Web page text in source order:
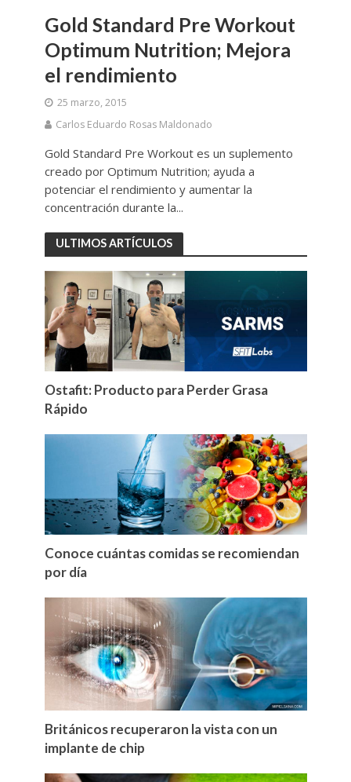
Gold Standard Pre Workout
Optimum Nutrition; Mejora
el rendimiento
25 marzo, 2015
Carlos Eduardo Rosas Maldonado
Gold Standard Pre Workout es un suplemento
creado por Optimum Nutrition; ayuda a
potenciar el rendimiento y aumentar la
concentración durante la...
ULTIMOS ARTÍCULOS
Ostafit: Producto para Perder Grasa
Rápido
Conoce cuántas comidas se recomiendan
por día
Británicos recuperaron la vista con un
implante de chip